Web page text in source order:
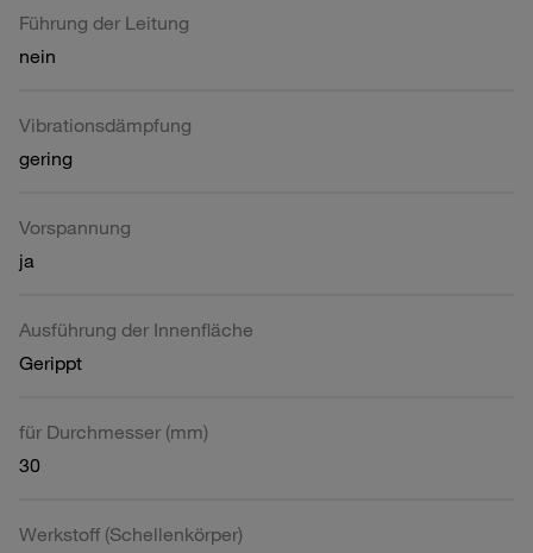
Führung der Leitung
nein
Vibrationsdämpfung
gering
Vorspannung
ja
Ausführung der Innenfläche
Gerippt
für Durchmesser (mm)
30
Werkstoff (Schellenkörper)